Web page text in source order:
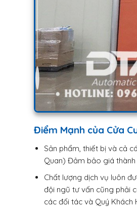
Điểm Mạnh của Cửa
Sản phẩm, thiết bị và cả
Quan) Đảm bảo giá
Chất lượng dịch vụ luôn
đội ngũ tư vấn cũng phải
các đối tác và Quý Khách